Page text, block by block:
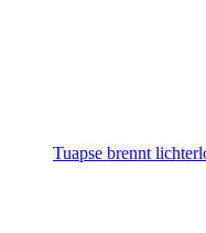
Tuapse brennt